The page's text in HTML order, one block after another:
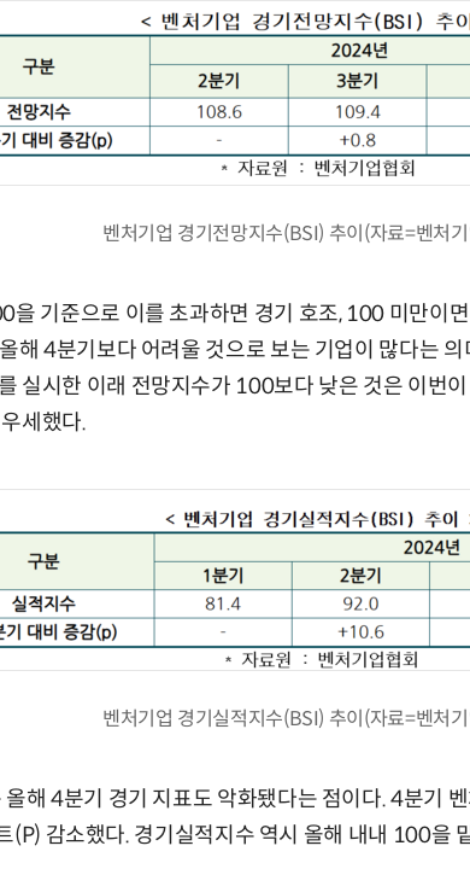
벤처기업 경기전망지수(BSI) 추이(자료=벤처
을 기준으로 이를 초과하면 경기 호조, 100 미만이
해 4분기보다 어려울 것으로 보는 기업이 많다는
실시한 이래 전망지수가 100보다 낮은 것은 이번
세했다.
벤처기업 경기실적지수(BSI) 추이(자료=벤처
해 4분기 경기 지표도 악화됐다는 점이다. 4분기
(P) 감소했다. 경기실적지수 역시 올해 내내 100을